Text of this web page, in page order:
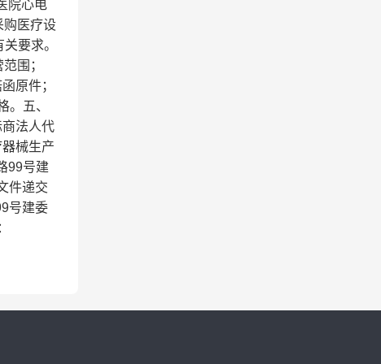
院心电
购医疗设
要求。
围；
原件；
。五、
法人代
械生产
99号建
件递交
号建委